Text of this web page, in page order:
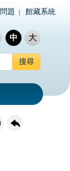
題 館藏系統
中 大